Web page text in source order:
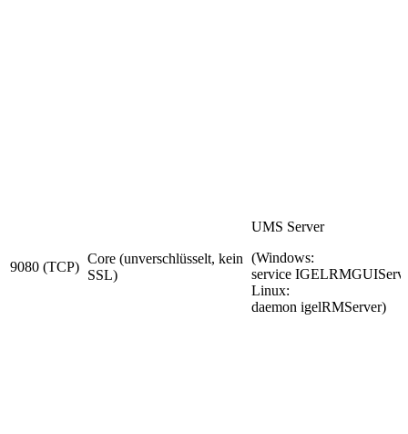
9080 (TCP)
Core (unverschlüsselt, kein
SSL)
UMS Server
(Windows:
service
Linux:
daemon igelRMServer)